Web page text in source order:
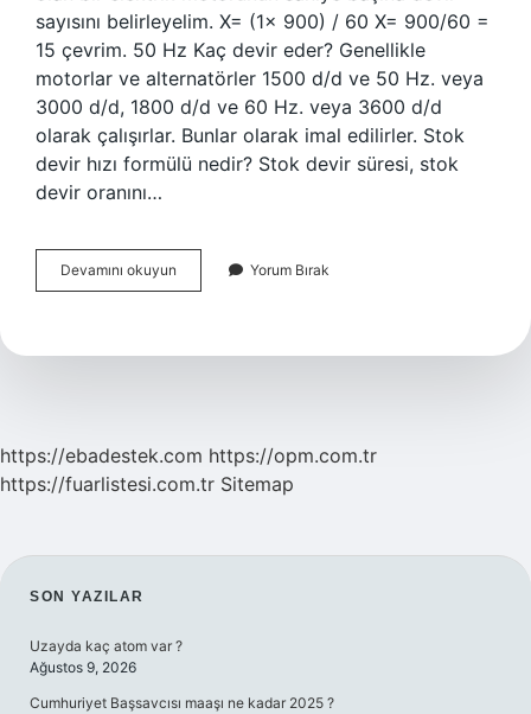
sayısını belirleyelim. X= (1x 900) / 60 X= 900/60 =
15 çevrim. 50 Hz Kaç devir eder? Genellikle
motorlar ve alternatörler 1500 d/d ve 50 Hz. veya
3000 d/d, 1800 d/d ve 60 Hz. veya 3600 d/d
olarak çalışırlar. Bunlar olarak imal edilirler. Stok
devir hızı formülü nedir? Stok devir süresi, stok
devir oranını…
Devamını okuyun
Formülü
Yorum Bırak
https://ebadestek.com https://opm.com.tr
https://fuarlistesi.com.tr Sitemap
SIDEBAR
SON YAZILAR
Uzayda kaç atom var ?
Ağustos 9, 2026
Cumhuriyet Başsavcısı maaşı ne kadar 2025 ?